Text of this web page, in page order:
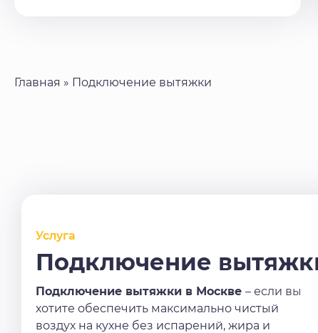
Главная » Подключение вытяжки
Услуга
Подключение
Подключение вытяжки в Москве – если вы
хотите обеспечить максимально чистый
воздух на кухне без испарений, жира и